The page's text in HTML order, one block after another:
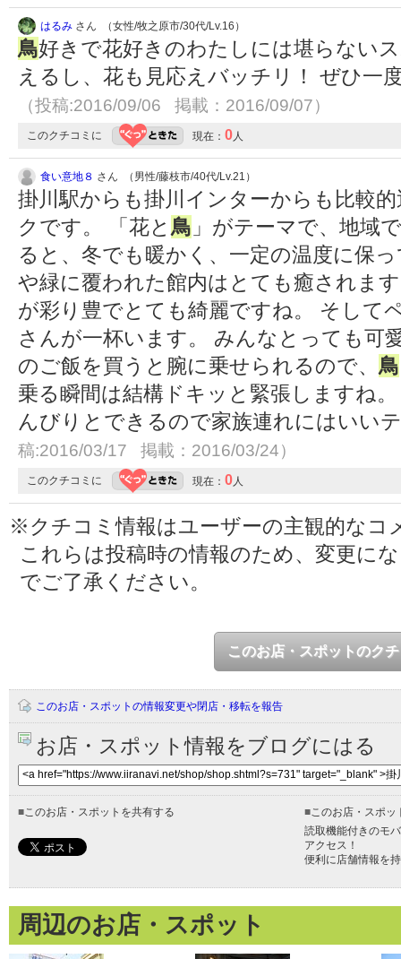
はるみ さん （女性/牧之原市/30代/Lv.16）
鳥好きで花好きのわたしには堪らない
えるし、花も見応えバッチリ！ ぜひ一
（投稿:2016/09/06 掲載：2016/09/07）
このクチコミに 現在： 0 人
食い意地８ さん （男性/藤枝市/40代/Lv.21）
掛川駅からも掛川インターからも比較
クです。 「花と 鳥 」がテーマで、地域
ると、冬でも暖かく、一定の温度に保
や緑に覆われた館内はとても癒されま
が彩り豊でとても綺麗ですね。 そして
さんが一杯います。 みんなとっても可
のご飯を買うと腕に乗せられるので、 鳥
乗る瞬間は結構ドキッと緊張しますね
んびりとできるので家族連れにはいい
稿:2016/03/17 掲載：2016/03/24）
このクチコミに 現在： 0 人
※クチコミ情報はユーザーの主観的なコ
これらは投稿時の情報のため、変更に
でご了承ください。
このお店・スポットのク
このお店・スポットの情報変更や閉店・移転を報告
お店・スポット情報をブログにはる
■ このお店・スポットを共有する ■ このお店・スポ
読取機能付きのモ
アクセス！
便利に店舗情報を
周辺のお店・スポット